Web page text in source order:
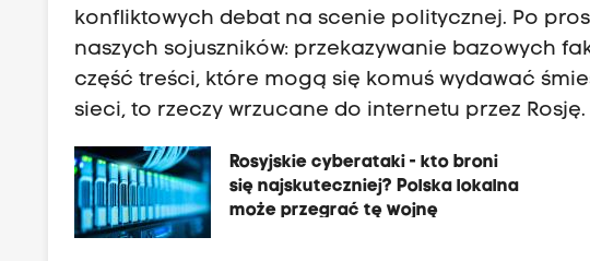
konfliktowych debat na scenie politycznej. Po
naszych sojuszników: przekazywanie bazowych
część treści, które mogą się komuś wydawać
sieci, to rzeczy wrzucane do internetu przez Rosję.
Rosyjskie cyberataki - kto broni
się najskuteczniej? Polska lokalna
może przegrać tę wojnę